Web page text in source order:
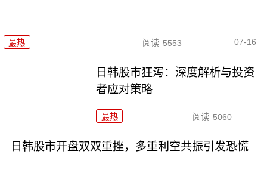
最热 阅读 5553 07-16
日韩股市狂泻：深度解析与投资
者应对策略
最热 阅读 5060
日韩股市开盘双双重挫，多重利空共振引发恐慌